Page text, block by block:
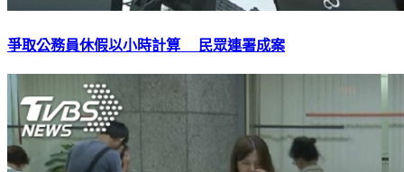
爭取公務員休假以小時計算 民眾連署成案